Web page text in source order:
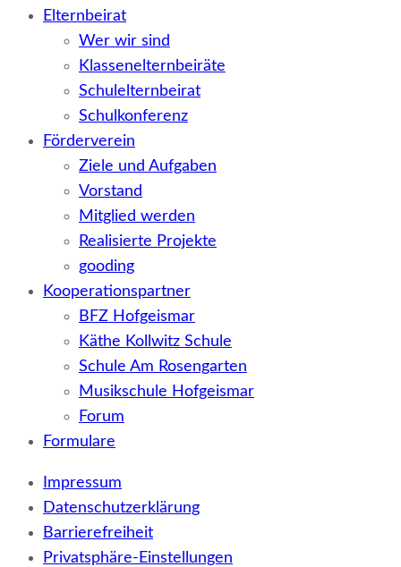
Elternbeirat
Wer wir sind
Klassenelternbeiräte
Schulelternbeirat
Schulkonferenz
Förderverein
Ziele und Aufgaben
Vorstand
Mitglied werden
Realisierte Projekte
gooding
Kooperationspartner
BFZ Hofgeismar
Käthe Kollwitz Schule
Schule Am Rosengarten
Musikschule Hofgeismar
Forum
Formulare
Impressum
Datenschutzerklärung
Barrierefreiheit
Privatsphäre-Einstellungen